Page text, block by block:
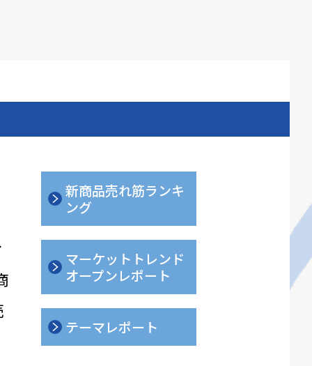
新商品売れ筋ランキ
ング
マーケットトレンド
オープンレポート
テーマレポート